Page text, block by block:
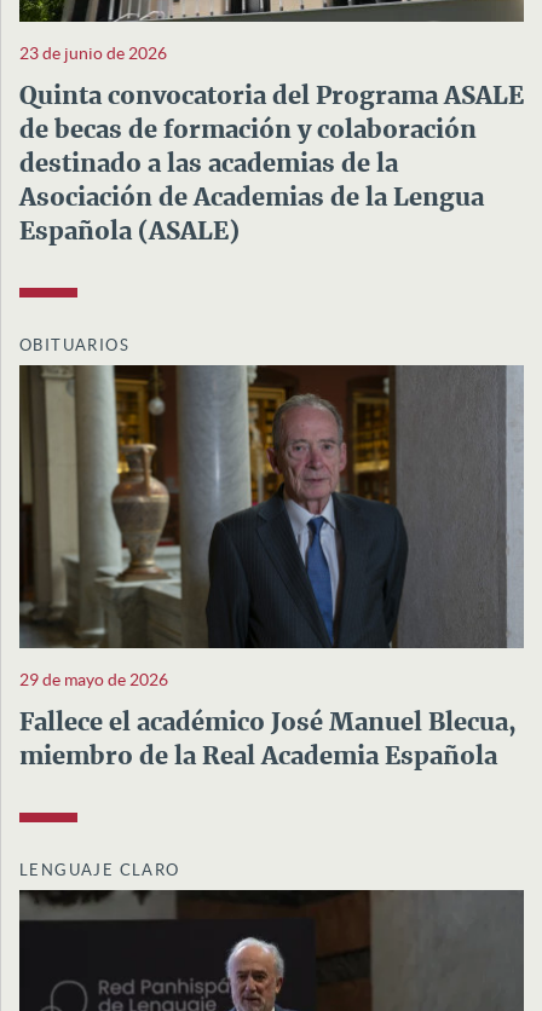
23 de junio de 2026
Quinta convocatoria del Programa ASALE
de becas de formación y colaboración
destinado a las academias de la
Asociación de Academias de la Lengua
Española (ASALE)
OBITUARIOS
29 de mayo de 2026
Fallece el académico José Manuel Blecua,
miembro de la Real Academia Española
LENGUAJE CLARO